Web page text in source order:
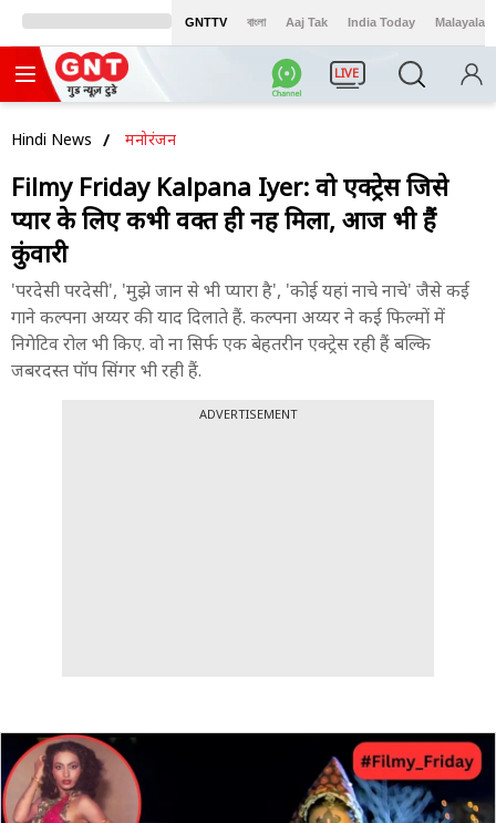
GNTTV বাংলা Aaj Tak India Today Malayalam
LIVE
Hindi News मनोरंजन
Filmy Friday Kalpana Iyer: वो एक्ट्रेस जिसे
प्यार के लिए कभी वक्त ही नहीं मिला, आज भी हैं
कुंवारी
'परदेसी परदेसी', 'मुझे जान से भी प्यारा है', 'कोई यहां नाचे नाचे' जैसे कई
गाने कल्पना अय्यर की याद दिलाते हैं. कल्पना अय्यर ने कई फिल्मों में
निगेटिव रोल भी किए. वो ना सिर्फ एक बेहतरीन एक्ट्रेस रही हैं बल्कि
जबरदस्त पॉप सिंगर भी रही हैं.
ADVERTISEMENT